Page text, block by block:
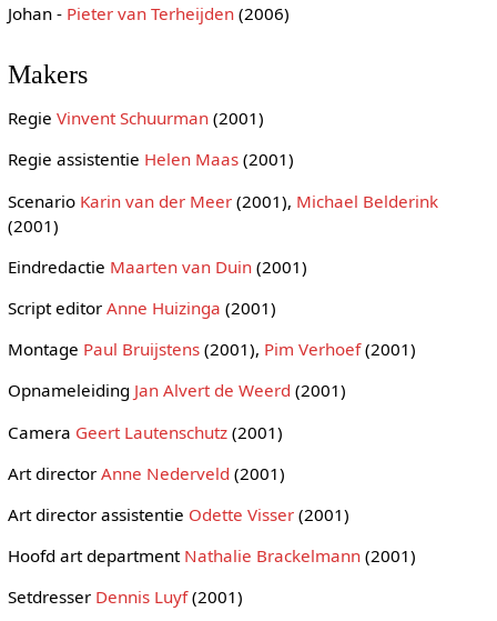
Johan - Pieter van Terheijden(2006)
Makers
Regie Vinvent Schuurman(2001)
Regie assistentie Helen Maas(2001)
Scenario Karin van der Meer(2001), Michael Belderink
(2001)
Eindredactie Maarten van Duin(2001)
Script editor Anne Huizinga (2001)
Montage Paul Bruijstens(2001), Pim Verhoef(2001)
Opnameleiding Jan Alvert de Weerd (2001)
Camera Geert Lautenschutz(2001)
Art director Anne Nederveld (2001)
Art director assistentie Odette Visser(2001)
Hoofd art department Nathalie Brackelmann(2001)
Setdresser Dennis Luyf(2001)